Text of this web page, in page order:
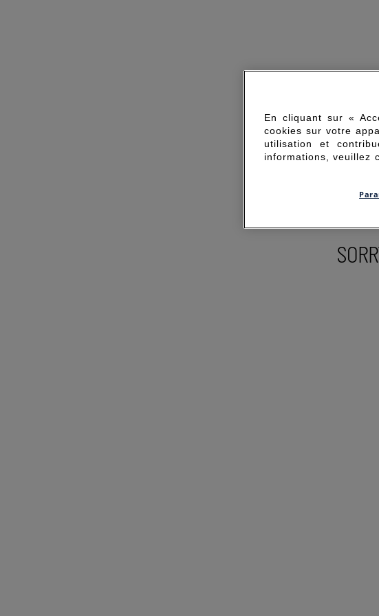
En cliquant sur «
cookies sur votre
utilisation et
informations, veuillez